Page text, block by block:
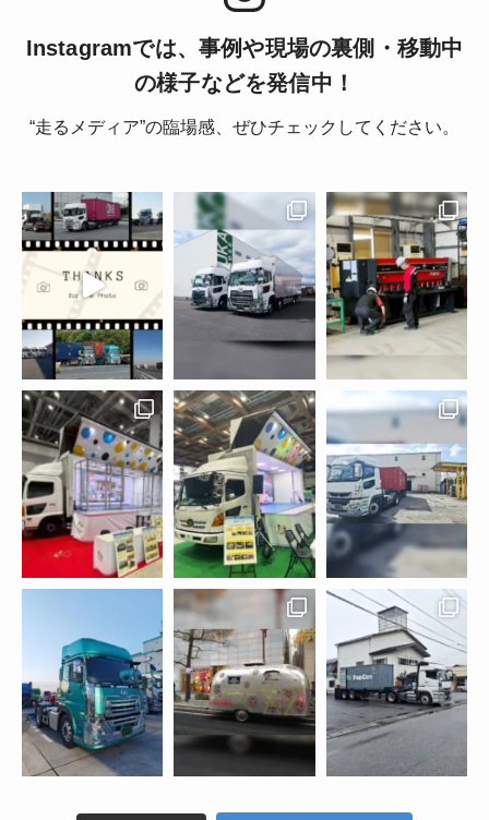
Instagramでは、事例や現場の裏側・移動中
の様子などを発信中！
“走るメディア”の臨場感、ぜひチェックしてください。